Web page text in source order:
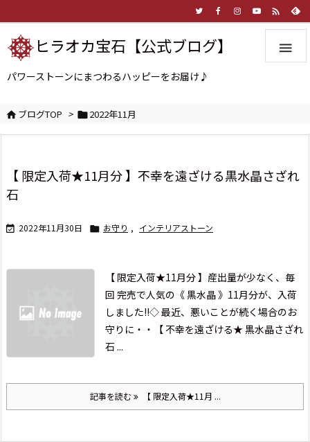


ヒラオカ宝石【公式ブログ】
パワーストーンにまつわるハッピーをお届け♪
ブログTOP > 2022年11月
【 限定入荷★11月分 】不幸を遠ざける黒水晶さざれ
石
 2022年11月30日  お守り , インテリアストーン
【 限定入荷★11月分 】 産出量が少なく、毎
回 完売で人気の《 黒水晶 》 11月分が、入荷
しました!!◇ 最近、悪いことが続く場合のお
守りに・・
【 不幸を遠ざける★ 黒水晶さざれ
石 ...
記事を読む 【 限定入荷★11月 ...